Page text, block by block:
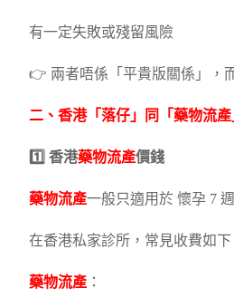
有一定失敗或殘留風險
👉 兩者唔係「平貴版關係」，
二、香港「落仔」同「 藥物流產
1️⃣ 香港藥物流產價錢
藥物流產一般只適用於 懷孕 7
在香港私家診所，常見收費如下
藥物流產 ：